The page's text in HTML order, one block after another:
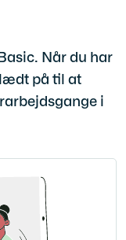
Når du har
på til at
i